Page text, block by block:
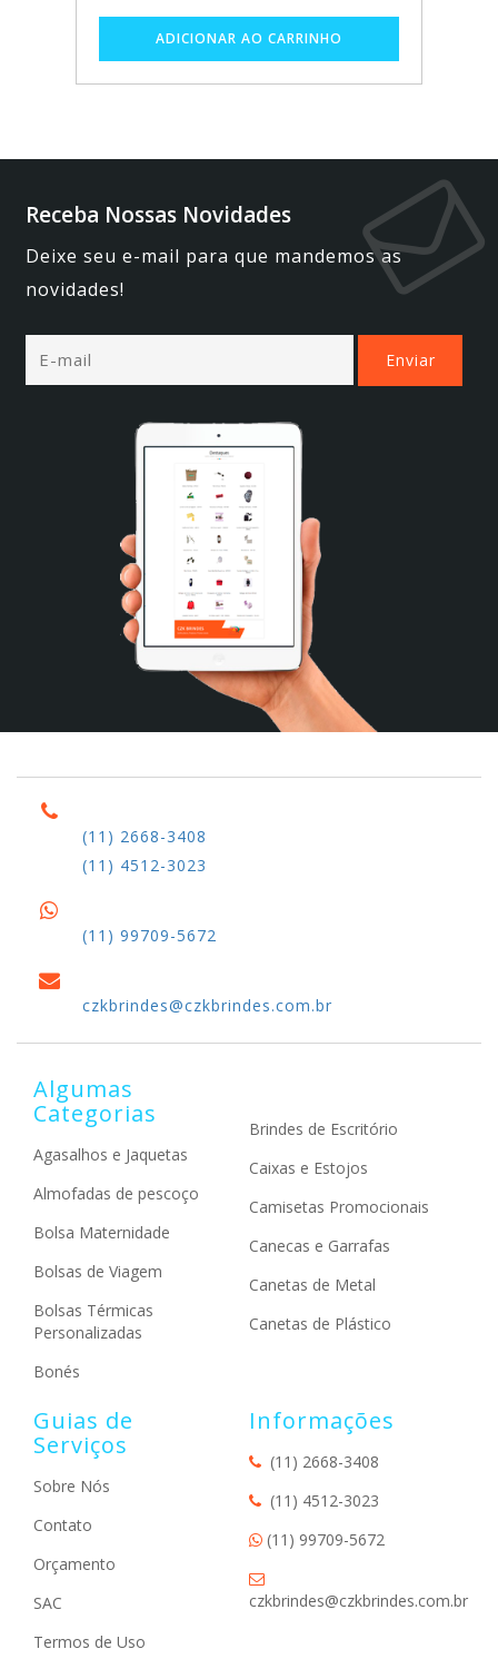
Receba Nossas Novidades
Deixe seu e-mail para que mandemos as
novidades!
(11) 2668-3408
(11) 4512-3023
(11) 99709-5672
czkbrindes@czkbrindes.com.br
Algumas
Categorias
Agasalhos e Jaquetas
Almofadas de pescoço
Bolsa Maternidade
Bolsas de Viagem
Bolsas Térmicas
Personalizadas
Bonés
Brindes de Escritório
Caixas e Estojos
Camisetas Promocionais
Canecas e Garrafas
Canetas de Metal
Canetas de Plástico
Guias de
Serviços
Sobre Nós
Contato
Orçamento
SAC
Termos de Uso
Informações
(11) 2668-3408
(11) 4512-3023
(11) 99709-5672
czkbrindes@czkbrindes.com.br